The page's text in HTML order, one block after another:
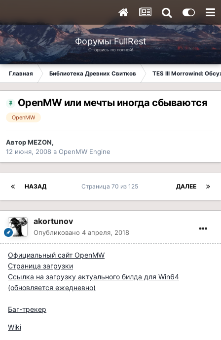
Форумы FullRest
Оторвись по полной!
Главная Библиотека Древних Свитков TES III Morrowind:
OpenMW или мечты иногда сбываются
OpenMW
АвторMEZON,
12 июня, 2008 в OpenMW Engine
НАЗАД ДАЛЕЕ
Страница 70 из 125
akortunov
Опубликовано 4 апреля, 2018
Официальный сайт OpenMW
Страница загрузки
Ссылка на загрузку актуального билда для Win64
(обновляется ежедневно)
Баг-трекер
Wiki